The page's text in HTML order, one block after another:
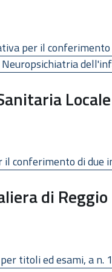
per il
il conferimento di due
di
titoli ed esami, a